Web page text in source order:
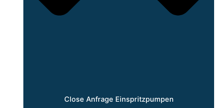
Close Anfrage Einspritzpumpen